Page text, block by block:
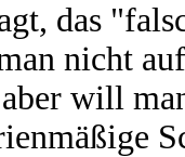
das
nicht
will